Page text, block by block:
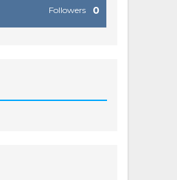
0
Followers